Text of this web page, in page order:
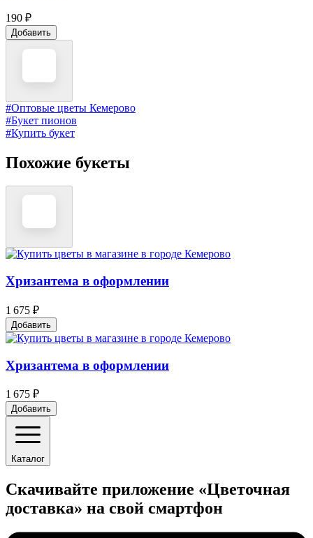
190 ₽
Добавить
#Оптовые цветы Кемерово
#Букет пионов
#Купить букет
Похожие букеты
Хризантема в оформлении
1 675 ₽
Добавить
Хризантема в оформлении
1 675 ₽
Добавить
Каталог
Скачивайте приложение «Цветочная
доставка» на свой смартфон